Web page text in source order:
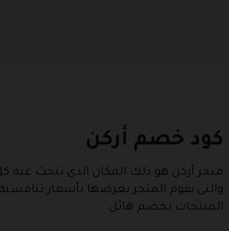
كود خصم أركن
متجر أركن هو ذلك المكان الذي تبحث عنه
والتى يقوم المتجر بعرضها بأسعار
المنتجات بخصم هائل.